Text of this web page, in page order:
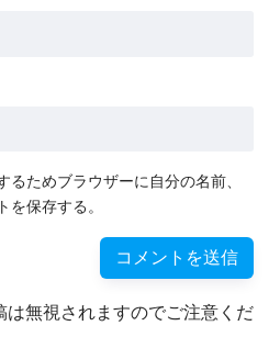
るためブラウザーに自分の名前、
を保存する。
は無視されますのでご注意くだ